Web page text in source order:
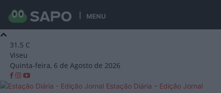
MENU
31.5 C
Viseu
Quinta-feira, 6 de Agosto de 2026
Estação Diária – Edição Jornal